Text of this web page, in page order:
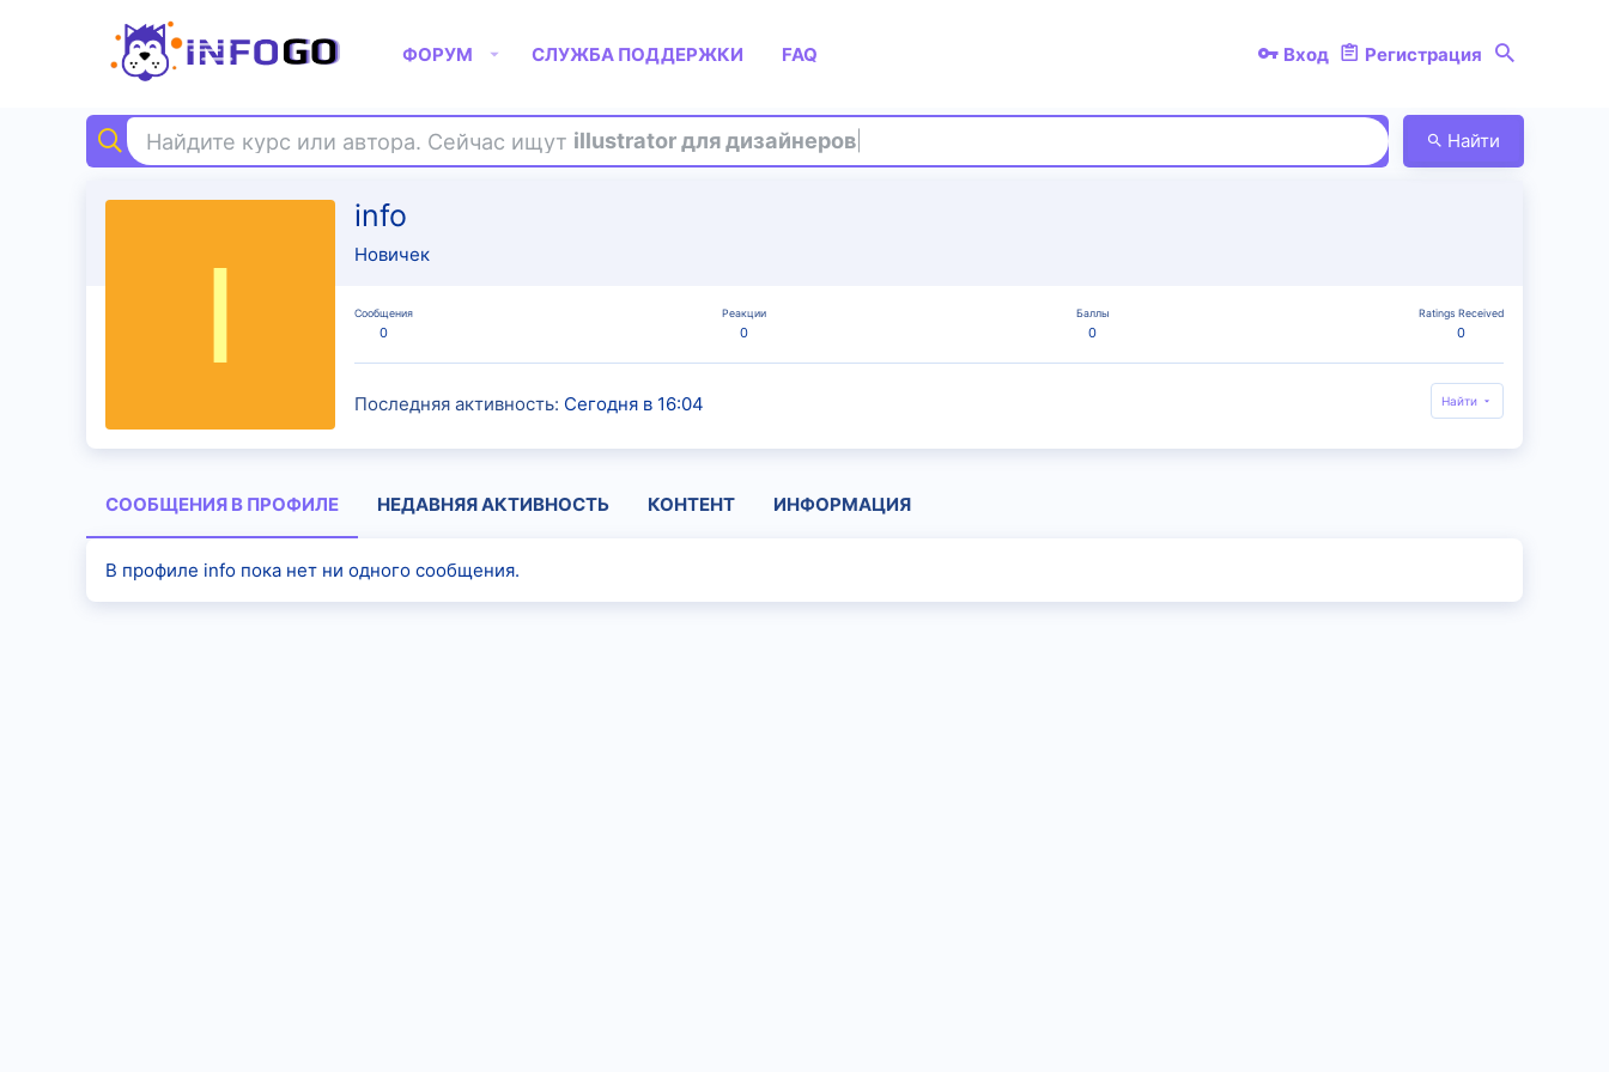
ФОРУМ СЛУЖБА ПОДДЕРЖКИ FAQ Вход Регистрация
Найдите курс или автора. Сейчас ищут illustrator для дизайнеров Найти
I
info
Новичек
Сообщения
0
Реакции
0
Баллы
0
Ratings Received
0
Последняя активность Сегодня в 16:04 Найти
СООБЩЕНИЯ В ПРОФИЛЕ НЕДАВНЯЯ АКТИВНОСТЬ КОНТЕНТ ИНФОРМАЦИЯ
В профиле info пока нет ни одного сообщения.